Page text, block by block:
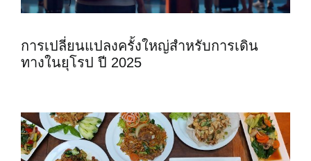
การเปลี่ยนแปลงครั้งใหญ่สำหรับการเดิน
ทางในยุโรป ปี 2025